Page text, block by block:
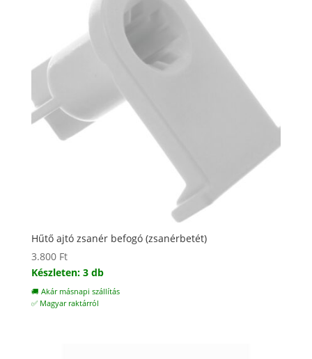
Hűtő ajtó zsanér befogó (zsanérbetét)
3.800 Ft
Készleten: 3 db
🚚 Akár másnapi szállítás
✅ Magyar raktárról